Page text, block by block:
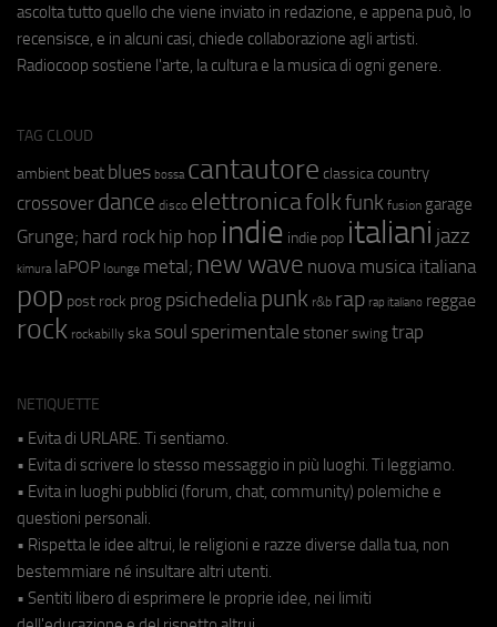
ascolta tutto quello che viene inviato in redazione, e appena può, lo
recensisce, e in alcuni casi, chiede collaborazione agli artisti.
Radiocoop sostiene l'arte, la cultura e la musica di ogni genere.
TAG CLOUD
ambient beat blues bossa cantautore classica country
crossover dance disco elettronicafolkfunk fusion garage
Grunge; hard rock hip hop indie indie pop italiani jazz
kimura laPOP lounge metal; new wave nuova musica italiana
pop post rock prog psichedeliapunk r&b rap rap italiano reggae
rock rockabilly ska soul sperimentale stoner swing trap
NETIQUETTE
• Evita di URLARE. Ti sentiamo.
• Evita di scrivere lo stesso messaggio in più luoghi. Ti leggiamo.
• Evita in luoghi pubblici (forum, chat, community) polemiche e
questioni personali.
• Rispetta le idee altrui, le religioni e razze diverse dalla tua, non
bestemmiare né insultare altri utenti.
• Sentiti libero di esprimere le proprie idee, nei limiti